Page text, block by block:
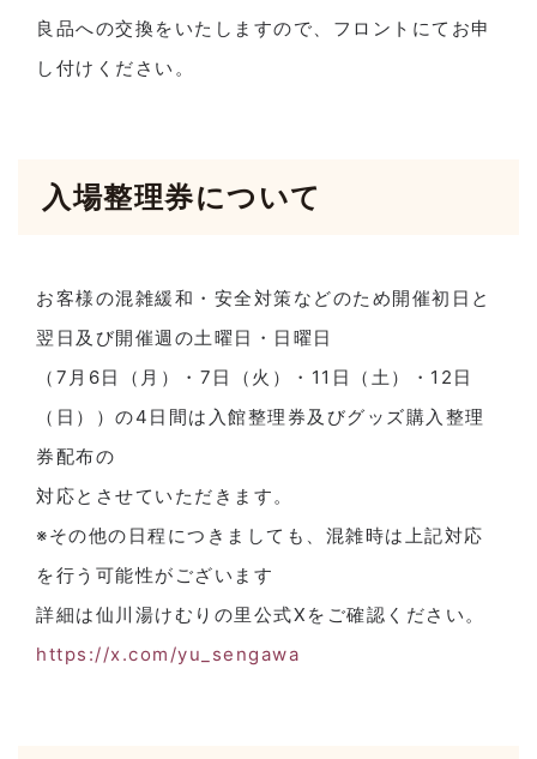
良品への交換をいたしますので、フロントにてお申
し付けください。
入場整理券について
お客様の混雑緩和・安全対策などのため開催初日と
翌日及び開催週の土曜日・日曜日
（7月6日（月）・7日（火）・11日（土）・12日
（日））の4日間は入館整理券及びグッズ購入整理
券配布の
対応とさせていただきます。
※その他の日程につきましても、混雑時は上記対応
を行う可能性がございます
詳細は仙川湯けむりの里公式Xをご確認ください。
https://x.com/yu_sengawa